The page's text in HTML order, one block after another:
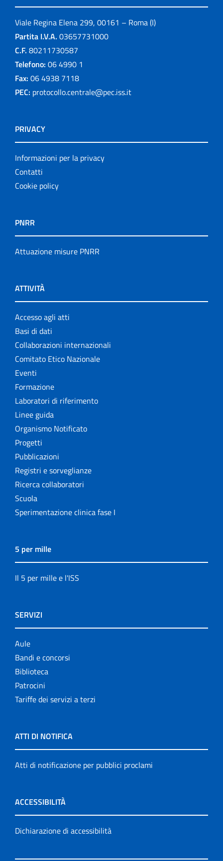
Viale Regina Elena 299, 00161 – Roma (I)
Partita I.V.A. 03657731000
C.F. 80211730587
Telefono: 06 4990 1
Fax: 06 4938 7118
PEC: protocollo.centrale@pec.iss.it
PRIVACY
Informazioni per la privacy
Contatti
Cookie policy
PNRR
Attuazione misure PNRR
ATTIVITÀ
Accesso agli atti
Basi di dati
Collaborazioni internazionali
Comitato Etico Nazionale
Eventi
Formazione
Laboratori di riferimento
Linee guida
Organismo Notificato
Progetti
Pubblicazioni
Registri e sorveglianze
Ricerca collaboratori
Scuola
Sperimentazione clinica fase I
5 per mille
Il 5 per mille e l'ISS
SERVIZI
Aule
Bandi e concorsi
Biblioteca
Patrocini
Tariffe dei servizi a terzi
ATTI DI NOTIFICA
Atti di notificazione per pubblici proclami
ACCESSIBILITÀ
Dichiarazione di accessibilità